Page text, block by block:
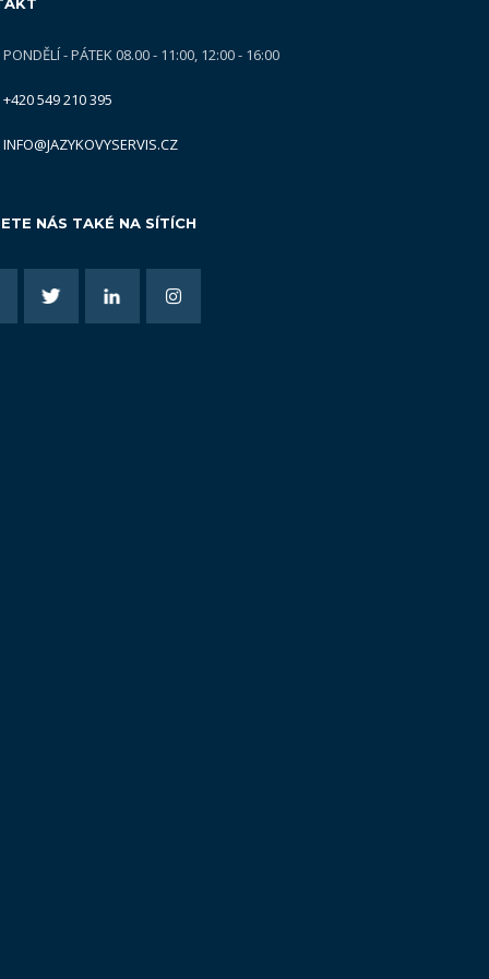
PONDĚLÍ - PÁTEK 08.00 - 11:00, 12:00 - 16:00
+420 549 210 395
INFO@JAZYKOVYSERVIS.CZ
NÁS TAKÉ NA SÍTÍCH